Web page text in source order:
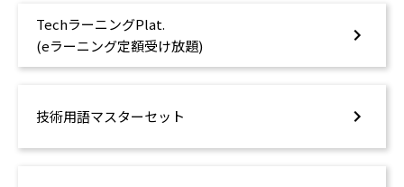
TechラーニングPlat.
(eラーニング定額受け放題)
技術用語マスターセット